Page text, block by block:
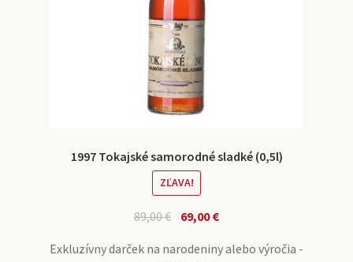
1997 Tokajské samorodné sladké (0,5l)
ZĽAVA!
89,00€ 69,00€
Exkluzívny darček na narodeniny alebo výročia -